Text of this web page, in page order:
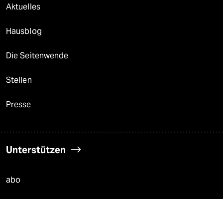
Aktuelles
Hausblog
Die Seitenwende
Stellen
Presse
Unterstützen
abo